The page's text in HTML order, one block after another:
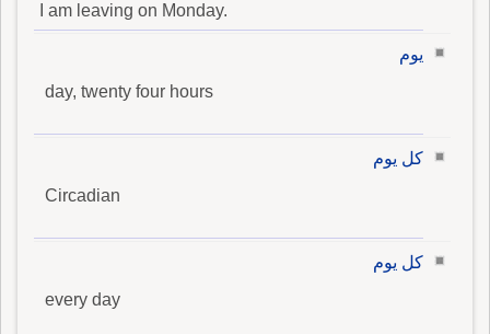
I am leaving on Monday.
يوم
day, twenty four hours
كل يوم
Circadian
كل يوم
every day